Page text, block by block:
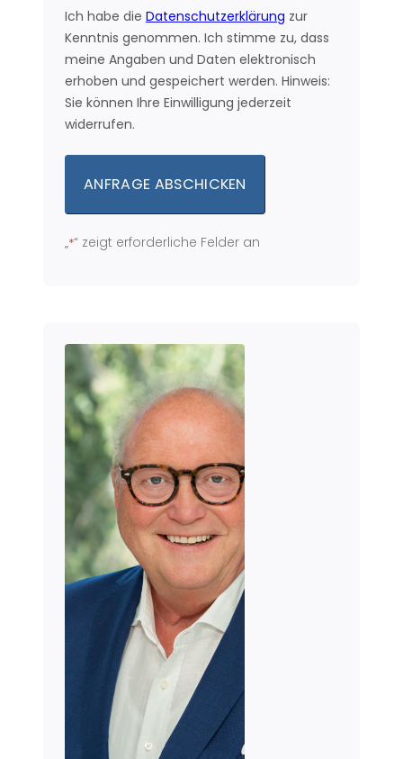
„*“ zeigt erforderliche Felder an
Ich habe die Datenschutzerklärung zur
Kenntnis genommen. Ich stimme zu, dass
meine Angaben und Daten elektronisch
erhoben und gespeichert werden. Hinweis:
Sie können Ihre Einwilligung jederzeit
widerrufen.
Alternative: